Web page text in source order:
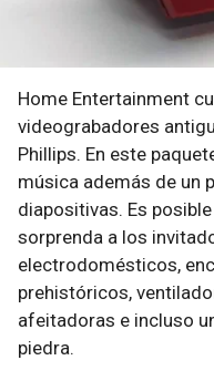
Home Entertainment
videograbadores
Phillips. En este
música además de un
diapositivas. Es
sorprenda a los
electrodomésticos,
prehistóricos,
afeitadoras e incluso
piedra.